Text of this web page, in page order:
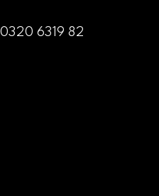
0320 6319 82